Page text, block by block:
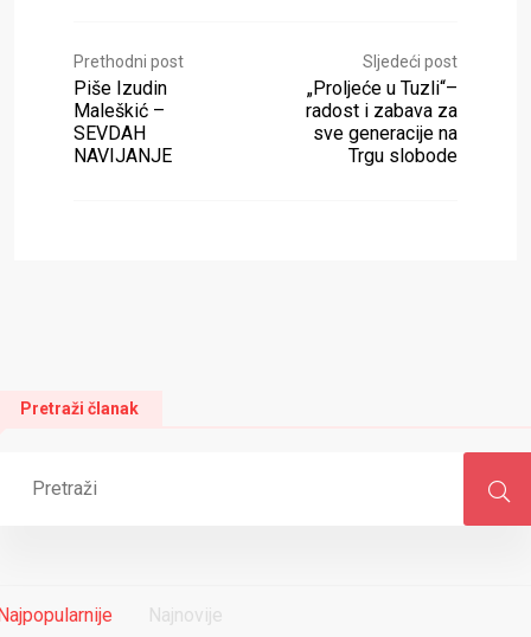
Prethodni post
Piše Izudin
Maleškić –
SEVDAH
NAVIJANJE
Sljedeći post
„Proljeće u Tuzli“–
radost i zabava za
sve generacije na
Trgu slobode
Pretraži članak
Najnovije